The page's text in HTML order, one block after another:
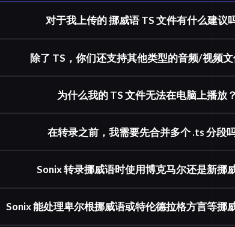
对于我上传的 挪威语 TS 文件有什么建议
除了 TS，你们还支持其他类型的音频/视频文
为什么我的 TS 文件无法在电脑上播放？
在转录之前，我需要先合并多个 .ts 分段
Sonix 转录挪威语时使用博克马尔还是新挪
Sonix 能处理卑尔根挪威语或特伦德拉格方言等挪